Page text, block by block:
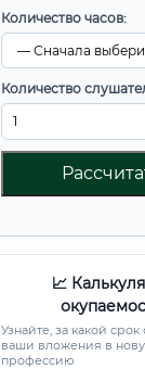
Количество часов:
Количество
📈
Узнайте, за какой срок
ваши вложения в
профессию